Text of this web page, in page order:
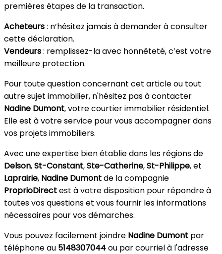
premières étapes de la transaction.
Acheteurs: n’hésitez jamais à demander à consulter
cette déclaration.
Vendeurs: remplissez-la avec honnêteté, c’est votre
meilleure protection.
Pour toute question concernant cet article ou tout
autre sujet immobilier, n'hésitez pas à contacter
Nadine Dumont, votre courtier immobilier résidentiel.
Elle est à votre service pour vous accompagner dans
vos projets immobiliers.
Avec une expertise bien établie dans les régions de
Delson,St-Constant,Ste-Catherine,St-Philippe, et
Laprairie, Nadine Dumontde la compagnie
ProprioDirectest à votre disposition pour répondre à
toutes vos questions et vous fournir les informations
nécessaires pour vos démarches.
Vous pouvez facilement joindre Nadine Dumont par
téléphone au 5148307044ou par courriel à l'adresse